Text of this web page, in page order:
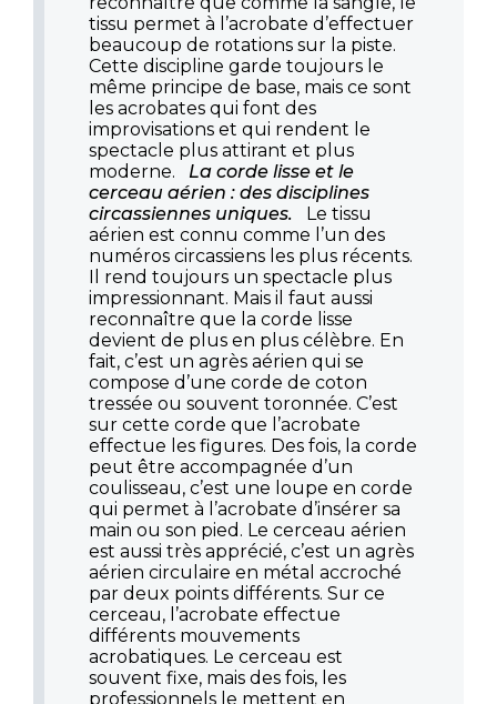
tissu permet à l’acrobate d’effectuer
beaucoup de rotations sur la piste.
Cette discipline garde toujours le
même principe de base, mais ce sont
les acrobates qui font des
improvisations et qui rendent le
spectacle plus attirant et plus
moderne. La corde lisse et le
cerceau aérien : des disciplines
circassiennes uniques. Le tissu
aérien est connu comme l’un des
numéros circassiens les plus récents.
Il rend toujours un spectacle plus
impressionnant. Mais il faut aussi
reconnaître que la corde lisse
devient de plus en plus célèbre. En
fait, c’est un agrès aérien qui se
compose d’une corde de coton
tressée ou souvent toronnée. C’est
sur cette corde que l’acrobate
effectue les figures. Des fois, la corde
peut être accompagnée d’un
coulisseau, c’est une loupe en corde
qui permet à l’acrobate d’insérer sa
main ou son pied. Le cerceau aérien
est aussi très apprécié, c’est un agrès
aérien circulaire en métal accroché
par deux points différents. Sur ce
cerceau, l’acrobate effectue
différents mouvements
acrobatiques. Le cerceau est
souvent fixe, mais des fois, les
professionnels le mettent en